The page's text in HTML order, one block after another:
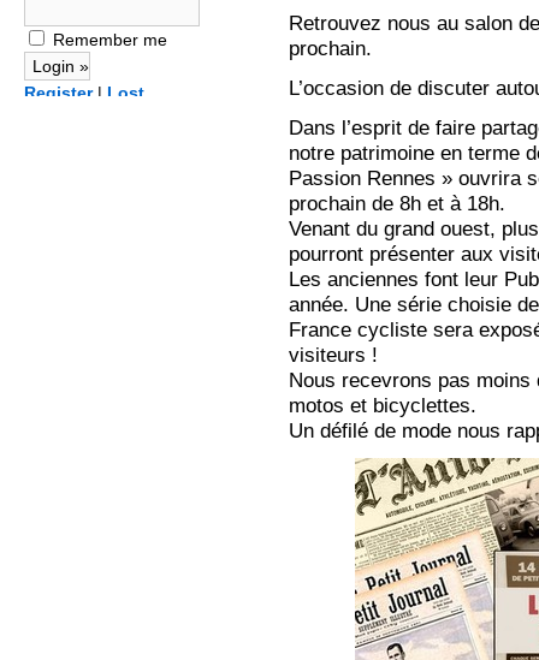
Remember me
Register| Lost
Retrouvez nous au salon
prochain.
L’occasion de discuter
Dans l’esprit de faire
notre patrimoine en terme
Passion Rennes » ouvrira
prochain de 8h et à 18h.
Venant du grand ouest,
pourront présenter aux
Les anciennes font leur
année. Une série choisie
France cycliste sera
visiteurs !
Nous recevrons pas
motos et bicyclettes.
Un défilé de mode nous